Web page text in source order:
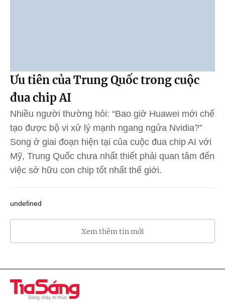
Ưu tiên của Trung Quốc trong cuộc
đua chip AI
Nhiều người thường hỏi: “Bao giờ Huawei mới chế
tạo được bộ vi xử lý mạnh ngang ngửa Nvidia?”
Song ở giai đoạn hiện tại của cuộc đua chip AI với
Mỹ, Trung Quốc chưa nhất thiết phải quan tâm đến
việc sở hữu con chip tốt nhất thế giới.
undefined
Xem thêm tin mới